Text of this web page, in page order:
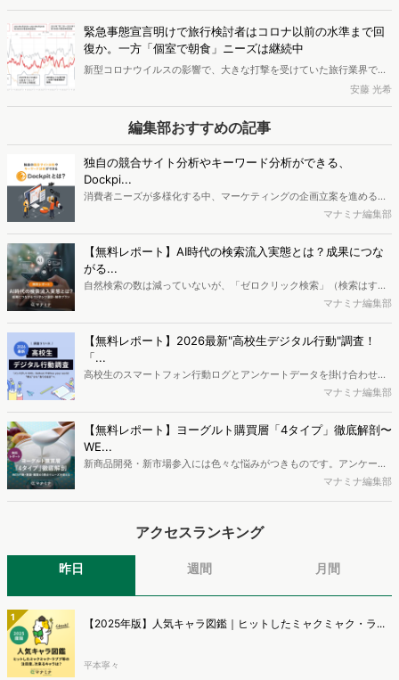
社ヴァリューズが保有するアプリ行動ログデータを使用。Evernoteが
ユーザー数でトップも、新興のNotionが若年層を中心に伸びている実
態が見えてきました。
緊急事態宣言明けで旅行検討者はコロナ以前の水準まで回
復か。一方「個室で朝食」ニーズは継続中
新型コロナウイルスの影響で、大きな打撃を受けていた旅行業界でし
たが、ワクチン接種の普及や緊急事態宣言の解除など、少しずつコロ
ナ以前の状態に戻りつつあることが考えられます。宣言解除後に消費
者はどのように旅行・お出かけに関して検討をしているのか、ヴァリ
ューズのデータ分析チームの安藤さんがウェブ行動ログを活用して分
析します。
安藤 光希
編集部おすすめの記事
独自の競合サイト分析やキーワード分析ができる、
Dockpi...
消費者ニーズが多様化する中、マーケティングの企画立案を進める上
で、競合分析や消費者分析の重要性がより高まっています。Web行動
データを活用し、Web上の消費者行動を起点とした競合サイト分析や
消費者分析が可能です。今回はDockpitならではの利便性の高い機能
や活用方法を解説します。
マナミナ編集部
【無料レポート】AI時代の検索流入実態とは？成果につな
がる...
自然検索の数は減っていないが、「ゼロクリック検索」（検索はする
がページには流入しない）の割合が増加しているのが、AI時代の検索
か、また、要因を理解した上で、成果に確実につながるコンテンツを
制作するにはどうするべきなのでしょうか。本レポートはこのような
疑問をお抱えのSEO・Webマーケティングご担当者様におすすめの内
容となっています。※本レポートは記事のフォームから無料でダウン
マナミナ編集部
【無料レポート】2026最新"高校生デジタル行動"調査！
「...
高校生のスマートフォン行動ログとアンケートデータを掛け合わせ、
最新の若年層（高校生）におけるデジタル行動実態やSNSの利用傾向
ち、スマートフォンを取り巻く環境が成熟するなか、新興SNSの台頭
により高校生のデジタルライフスタイルは新たな変化を見せていま
す。※資料は記事内の入力フォームより、ダウンロードいただけま
マナミナ編集部
【無料レポート】ヨーグルト購買層「4タイプ」徹底解剖〜
WE...
新商品開発・新市場参入には色々な悩みがつきものです。アンケート
調査を実施しても、購買実態が不透明、新商品の受容性も判断しきれ
ようにして市場理解をしていけるのか、現状の既発商品のセグメント
す。新商品開発関連担当者様・マーケティング担当者様向け必見のレ
ウンロードできます。
マナミナ編集部
アクセスランキング
昨日 週間 月間
1 【2025年版】人気キャラ図鑑｜ヒットしたミャクミャク・ラ...
平本寧々